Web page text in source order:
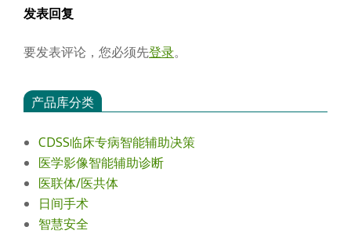
03
发表回复
要发表评论，您必须先登录。
产品库分类
CDSS临床专病智能辅助决策
医学影像智能辅助诊断
医联体/医共体
日间手术
智慧安全